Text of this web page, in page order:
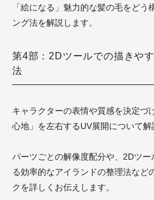
「絵になる」魅力的な髪の毛をどう
ング法を解説します。
第4部：2Dツールでの描きや
法
キャラクターの表情や質感を決定づ
心地」を左右するUV展開について解
パーツごとの解像度配分や、2Dツ
る効率的なアイランドの整理法など
クを詳しくお伝えします。